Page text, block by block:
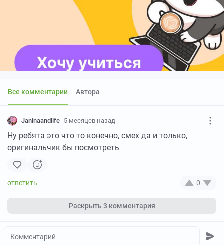
Все комментарии Автора
Janinaandlife 5 месяцев назад
Ну ребята это что то конечно, смех да и только,
оригинальчик бы посмотреть
0
Раскрыть3 комментария